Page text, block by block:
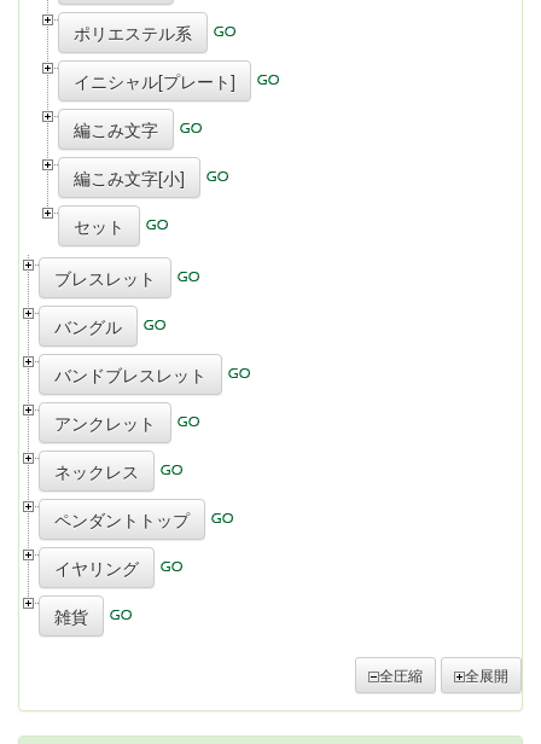
ポリエステル系
イニシャル[プレート]
編こみ文字
編こみ文字[小]
セット
ブレスレット
バングル
バンドブレスレット
アンクレット
ネックレス
ペンダントトップ
イヤリング
雑貨
全圧縮 全展開